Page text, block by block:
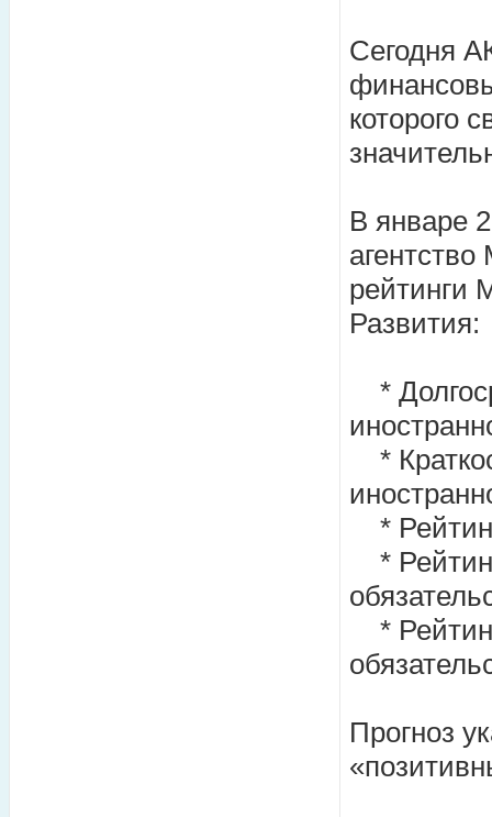
Сегодня
которого
В январе
рейтинги
Развития:
*
*
*
*
*
Прогноз